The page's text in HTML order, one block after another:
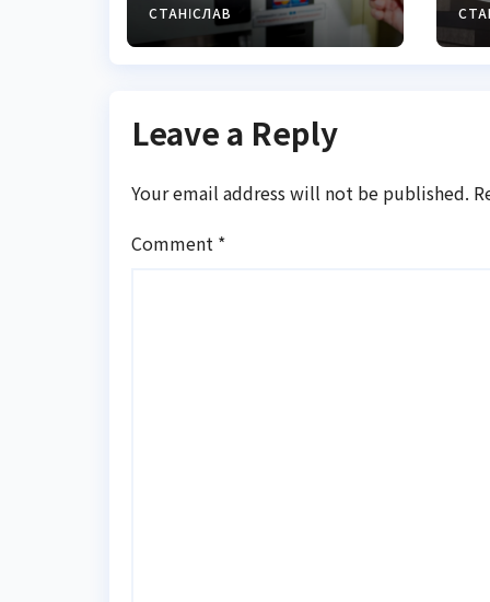
СТАНІСЛАВ
Leave a Reply
Your email address will not be published.
Comment *